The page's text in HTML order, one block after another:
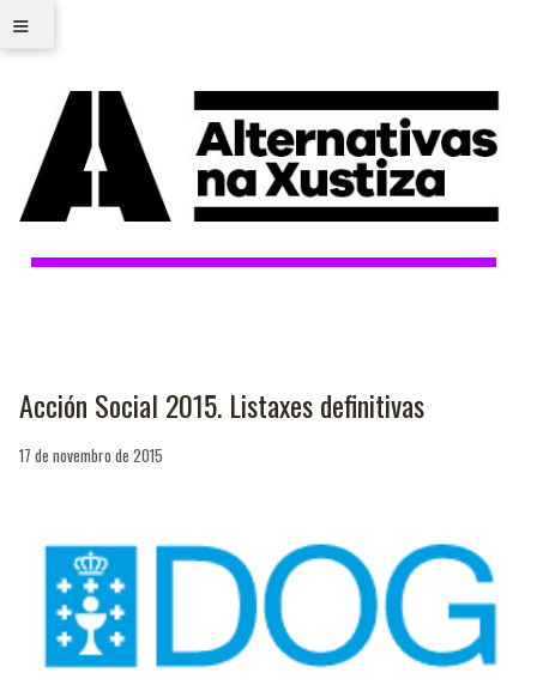
≡
Acción Social 2015. Listaxes definitivas
17 de novembro de 2015